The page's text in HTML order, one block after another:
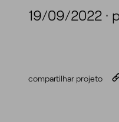
19/09/2022 ·
compartilhar projeto